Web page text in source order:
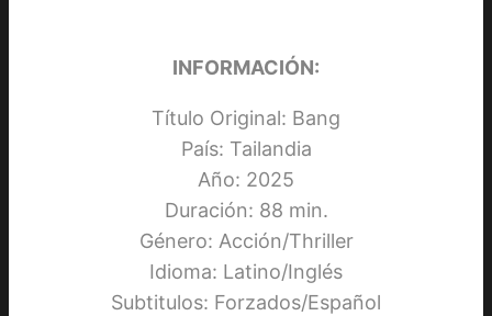
INFORMACIÓN:
Título Original: Bang
País: Tailandia
Año: 2025
Duración: 88 min.
Género: Acción/Thriller
Idioma: Latino/Inglés
Subtitulos: Forzados/Español